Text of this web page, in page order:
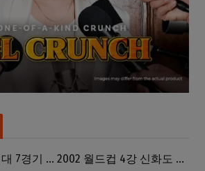
외국인 심판 성접대 7경기 … 2002 월드컵 4강 신화도 흔들